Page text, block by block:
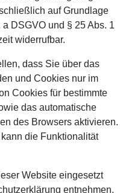
auf Grundlage
DSGVO und § 25 Abs. 1
widerrufbar.
dass Sie über das
und Cookies nur im
Cookies für bestimmte
das automatische
des Browsers aktivieren.
die Funktionalität
Website eingesetzt
entnehmen.